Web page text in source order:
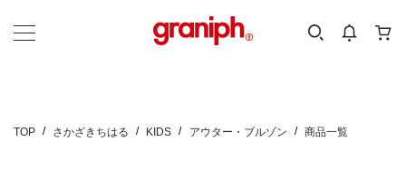
カテゴリーから探す
TOP さかざきちはる KIDS アウター・ブルゾン 商品一覧